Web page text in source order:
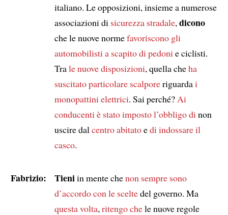
italiano. Le opposizioni, insieme a numerose
associazioni di sicurezza stradale, dicono
che le nuove normefavoriscono gli
automobilisti a scapito di pedoni e ciclisti.
Trale nuove disposizioni, quella cheha
suscitato particolare scalporeriguardai
monopattini elettrici. Sai perché? Ai
conducenti è stato imposto l’obbligo di non
uscire dal centro abitatoedi indossare il
casco.
Fabrizio: Tieniin mente chenon sempre sono
d’accordo con le sceltedel governo. Ma
questa volta, ritengo chele nuove regole